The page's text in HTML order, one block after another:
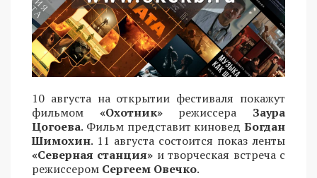
10 августа на открытии фестиваля покажут
фильмом «Охотник»режиссера Заура
Цогоева. Фильм представит киновед Богдан
Шимохин. 11 августа состоится показ ленты
«Северная станция» и творческая встреча с
режиссером Сергеем Овечко.